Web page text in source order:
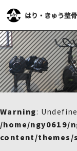
Warning:
/home/ngy0619/
content/themes/